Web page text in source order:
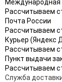
Международная
Рассчитываем
Почта России
Рассчитываем
Курьер (Яндекс
Рассчитываем
Пункт выдачи
Рассчитываем
Служба